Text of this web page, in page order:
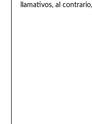
llamativos, al